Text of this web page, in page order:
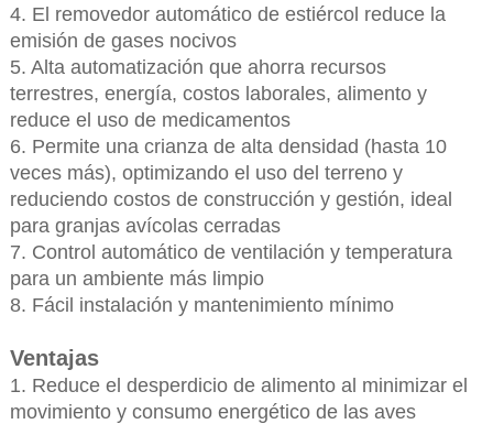
4. El removedor automático de estiércol reduce la
emisión de gases nocivos
5. Alta automatización que ahorra recursos
terrestres, energía, costos laborales, alimento y
reduce el uso de medicamentos
6. Permite una crianza de alta densidad (hasta 10
veces más), optimizando el uso del terreno y
reduciendo costos de construcción y gestión, ideal
para granjas avícolas cerradas
7. Control automático de ventilación y temperatura
para un ambiente más limpio
8. Fácil instalación y mantenimiento mínimo
Ventajas
1. Reduce el desperdicio de alimento al minimizar el
movimiento y consumo energético de las aves